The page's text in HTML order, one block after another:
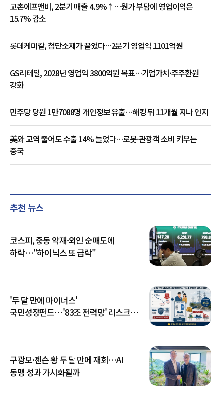
교촌에프앤비, 2분기 매출 4.9%↑…원가 부담에 영업이익은
15.7% 감소
롯데케미칼, 첨단소재가 끌었다…2분기 영업익 1101억원
GS리테일, 2028년 영업익 3800억원 목표…기업가치·주주환원
강화
민주당 당원 1만7088명 개인정보 유출…해킹 뒤 11개월 지나 인지
美와 교역 줄어도 수출 14% 늘었다…로봇·관광객 소비 키우는
중국
추천 뉴스
코스피, 중동 악재·외인 순매도에
하락…"하이닉스 또 급락"
'두 달 만에 마이너스'
국민성장펀드…'83조 전력망' 리스크
구광모·젠슨 황 두 달 만에 재회…AI
동맹 성과 가시화될까